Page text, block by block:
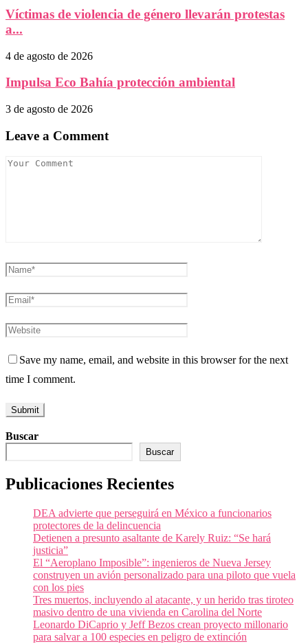
Víctimas de violencia de género llevarán protestas
a...
4 de agosto de 2026
Impulsa Eco Bahía protección ambiental
3 de agosto de 2026
Leave a Comment
Save my name, email, and website in this browser for the next
time I comment.
Buscar
Buscar
Publicaciones Recientes
DEA advierte que perseguirá en México a funcionarios
protectores de la delincuencia
Detienen a presunto asaltante de Karely Ruiz: “Se hará
justicia”
El “Aeroplano Imposible”: ingenieros de Nueva Jersey
construyen un avión personalizado para una piloto que vuela
con los pies
Tres muertos, incluyendo al atacante, y un herido tras tiroteo
masivo dentro de una vivienda en Carolina del Norte
Leonardo DiCaprio y Jeff Bezos crean proyecto millonario
para salvar a 100 especies en peligro de extinción